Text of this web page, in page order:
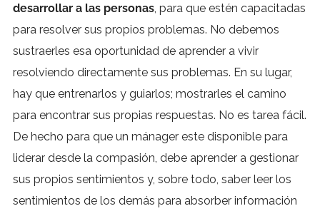
desarrollar a las personas , para que estén capacitadas
para resolver sus propios problemas. No debemos
sustraerles esa oportunidad de aprender a vivir
resolviendo directamente sus problemas. En su lugar,
hay que entrenarlos y guiarlos; mostrarles el camino
para encontrar sus propias respuestas. No es tarea fácil.
De hecho para que un mánager este disponible para
liderar desde la compasión, debe aprender a gestionar
sus propios sentimientos y, sobre todo, saber leer los
sentimientos de los demás para absorber información